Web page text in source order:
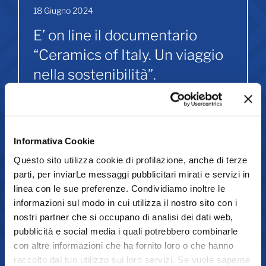
Informativa Cookie
Questo sito utilizza cookie di profilazione, anche di terze
parti, per inviarLe messaggi pubblicitari mirati e servizi in
linea con le sue preferenze. Condividiamo inoltre le
informazioni sul modo in cui utilizza il nostro sito con i
nostri partner che si occupano di analisi dei dati web,
pubblicità e social media i quali potrebbero combinarle
con altre informazioni che ha fornito loro o che hanno
raccolto dal tuo utilizzo sui loro servizi. Se vuole saperne
18 Giugno 2024
E’ on line il documentario
“Ceramics of Italy. Un viaggio
nella sostenibilità”.
18 Giugno 2024
Dichiarazione Iva 2024: in
arrivo le comunicazioni di
anomalia
Fisco, finanza e agevolazioni